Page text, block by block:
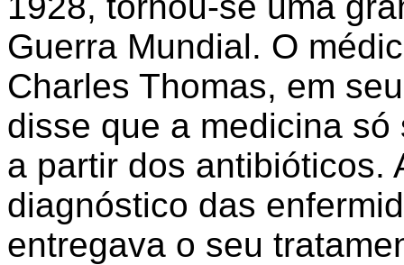
Guerra Mundial. O
Charles Thomas, em
disse que a medicina
a partir dos antibióticos.
diagnóstico das
entregava o seu